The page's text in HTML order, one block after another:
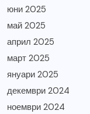
юни 2025
май 2025
април 2025
март 2025
януари 2025
декември 2024
ноември 2024